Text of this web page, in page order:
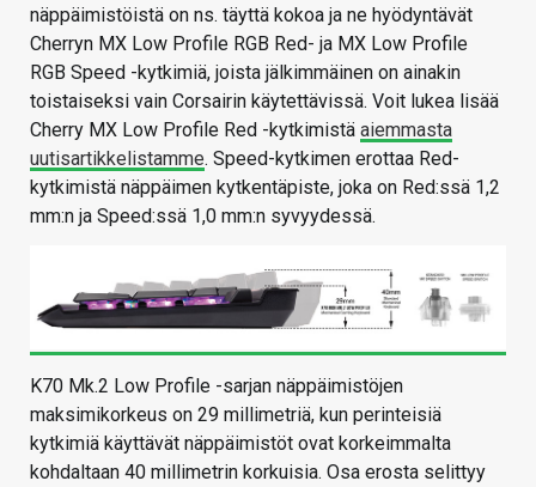
näppäimistöistä on ns. täyttä kokoa ja ne hyödyntävät
Cherryn MX Low Profile RGB Red- ja MX Low Profile
RGB Speed -kytkimiä, joista jälkimmäinen on ainakin
toistaiseksi vain Corsairin käytettävissä. Voit lukea lisää
Cherry MX Low Profile Red -kytkimistä aiemmasta
uutisartikkelistamme. Speed-kytkimen erottaa Red-
kytkimistä näppäimen kytkentäpiste, joka on Red:ssä 1,2
mm:n ja Speed:ssä 1,0 mm:n syvyydessä.
K70 Mk.2 Low Profile -sarjan näppäimistöjen
maksimikorkeus on 29 millimetriä, kun perinteisiä
kytkimiä käyttävät näppäimistöt ovat korkeimmalta
kohdaltaan 40 millimetrin korkuisia. Osa erosta selittyy